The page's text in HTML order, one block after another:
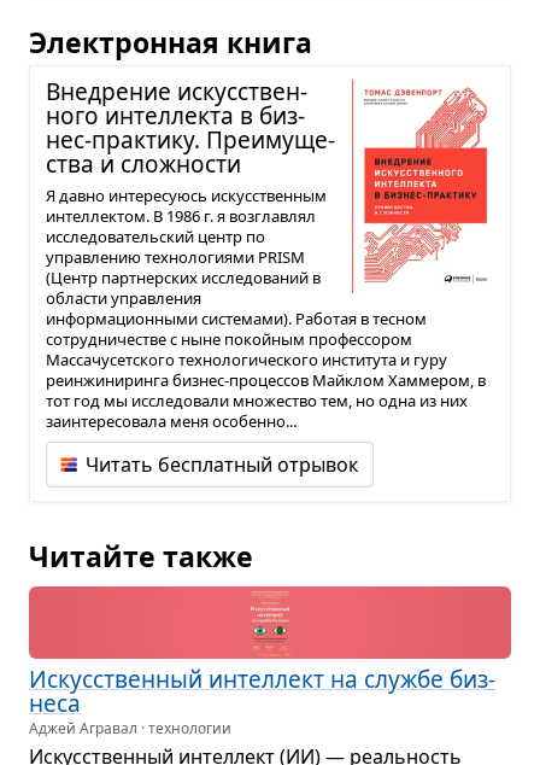
Электронная книга
Вне­дре­ние искус­ствен­
ного интел­лекта в биз­
нес-прак­тику. Пре­иму­ще­
ства и слож­но­сти
Я давно интересуюсь искусственным
интеллектом. В 1986 г. я возглавлял
исследовательский центр по
управлению технологиями PRISM
(Центр партнерских исследований в
области управления
информационными системами). Работая в тесном
сотрудничестве с ныне покойным профессором
Массачусетского технологического института и гуру
реинжиниринга бизнес-процессов Майклом Хаммером, в
тот год мы исследовали множество тем, но одна из них
заинтересовала меня особенно...
Читать бесплатный отрывок
Читайте также
Искус­ствен­ный интел­лект на службе биз­
неса
Аджей Агравал · технологии
Искус­ствен­ный интел­лект (ИИ) — реаль­ность